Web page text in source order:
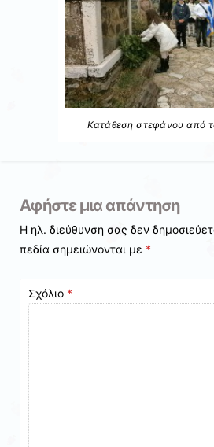
Κατάθεση στεφάνου από
Αφήστε μια απάντηση
Η ηλ. διεύθυνση σας δεν
πεδία σημειώνονται με *
Σχόλιο *